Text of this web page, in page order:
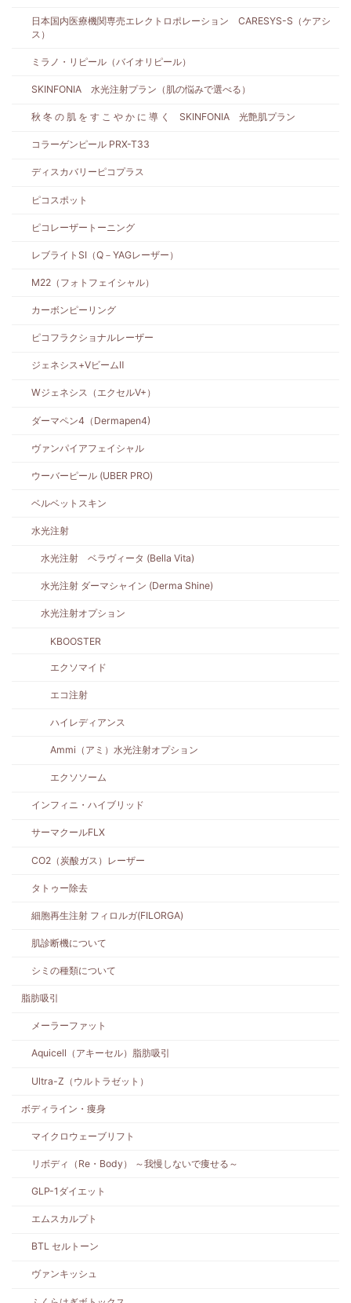
日本国内医療機関専売エレクトロポレーション CARESYS-S（ケアシ
ス）
ミラノ・リピール（バイオリピール）
SKINFONIA 水光注射プラン（肌の悩みで選べる）
秋 冬 の 肌 を す こ や か に 導 く SKINFONIA 光艶肌プラン
コラーゲンピール PRX-T33
ディスカバリーピコプラス
ピコスポット
ピコレーザートーニング
レブライトSI（Q－YAGレーザー）
M22（フォトフェイシャル）
カーボンピーリング
ピコフラクショナルレーザー
ジェネシス+VビームⅡ
Wジェネシス（エクセルV+）
ダーマペン4（Dermapen4)
ヴァンパイアフェイシャル
ウーバーピール (UBER PRO)
ベルベットスキン
水光注射
水光注射 ベラヴィータ (Bella Vita)
水光注射 ダーマシャイン (Derma Shine)
水光注射オプション
KBOOSTER
エクソマイド
エコ注射
ハイレディアンス
Ammi（アミ）水光注射オプション
エクソソーム
インフィニ・ハイブリッド
サーマクールFLX
CO2（炭酸ガス）レーザー
タトゥー除去
細胞再生注射 フィロルガ(FILORGA)
肌診断機について
シミの種類について
脂肪吸引
メーラーファット
Aquicell（アキーセル）脂肪吸引
Ultra-Z（ウルトラゼット）
ボディライン・痩身
マイクロウェーブリフト
リボディ（Re・Body） ～我慢しないで痩せる～
GLP-1ダイエット
エムスカルプト
BTL セルトーン
ヴァンキッシュ